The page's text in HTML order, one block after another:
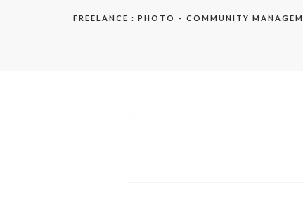
FREELANCE : PHOTO – COMMUNITY